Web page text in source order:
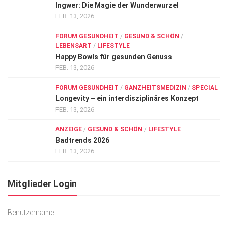
Ingwer: Die Magie der Wunderwurzel
FEB. 13, 2026
FORUM GESUNDHEIT / GESUND & SCHÖN /
LEBENSART / LIFESTYLE
Happy Bowls für gesunden Genuss
FEB. 13, 2026
FORUM GESUNDHEIT / GANZHEITSMEDIZIN / SPECIAL
Longevity – ein interdisziplinäres Konzept
FEB. 13, 2026
ANZEIGE / GESUND & SCHÖN / LIFESTYLE
Badtrends 2026
FEB. 13, 2026
Mitglieder Login
Benutzername